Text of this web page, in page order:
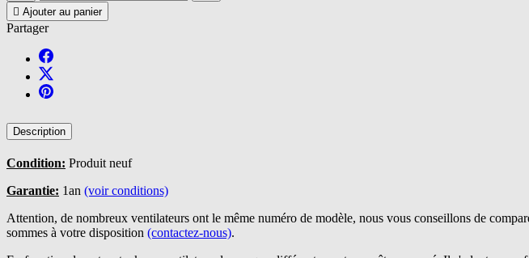
 Ajouter au panier
Partager
Description
Condition: Produit neuf
Garantie: 1an (voir conditions)
Attention, de nombreux ventilateurs ont le même numéro de modèle, nous vous conseillons de
sommes à votre disposition (contactez-nous).